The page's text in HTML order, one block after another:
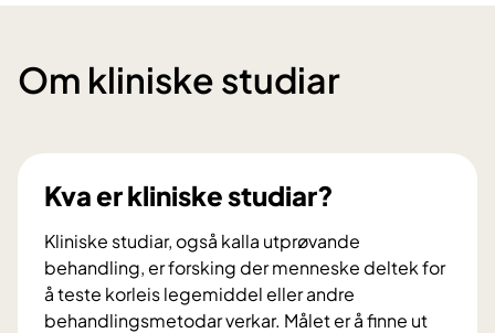
Om kliniske studiar
Kva er kliniske studiar?
Kliniske studiar, også kalla utprøvande
behandling, er forsking der menneske deltek for
å teste korleis legemiddel eller andre
behandlingsmetodar verkar. Målet er å finne ut